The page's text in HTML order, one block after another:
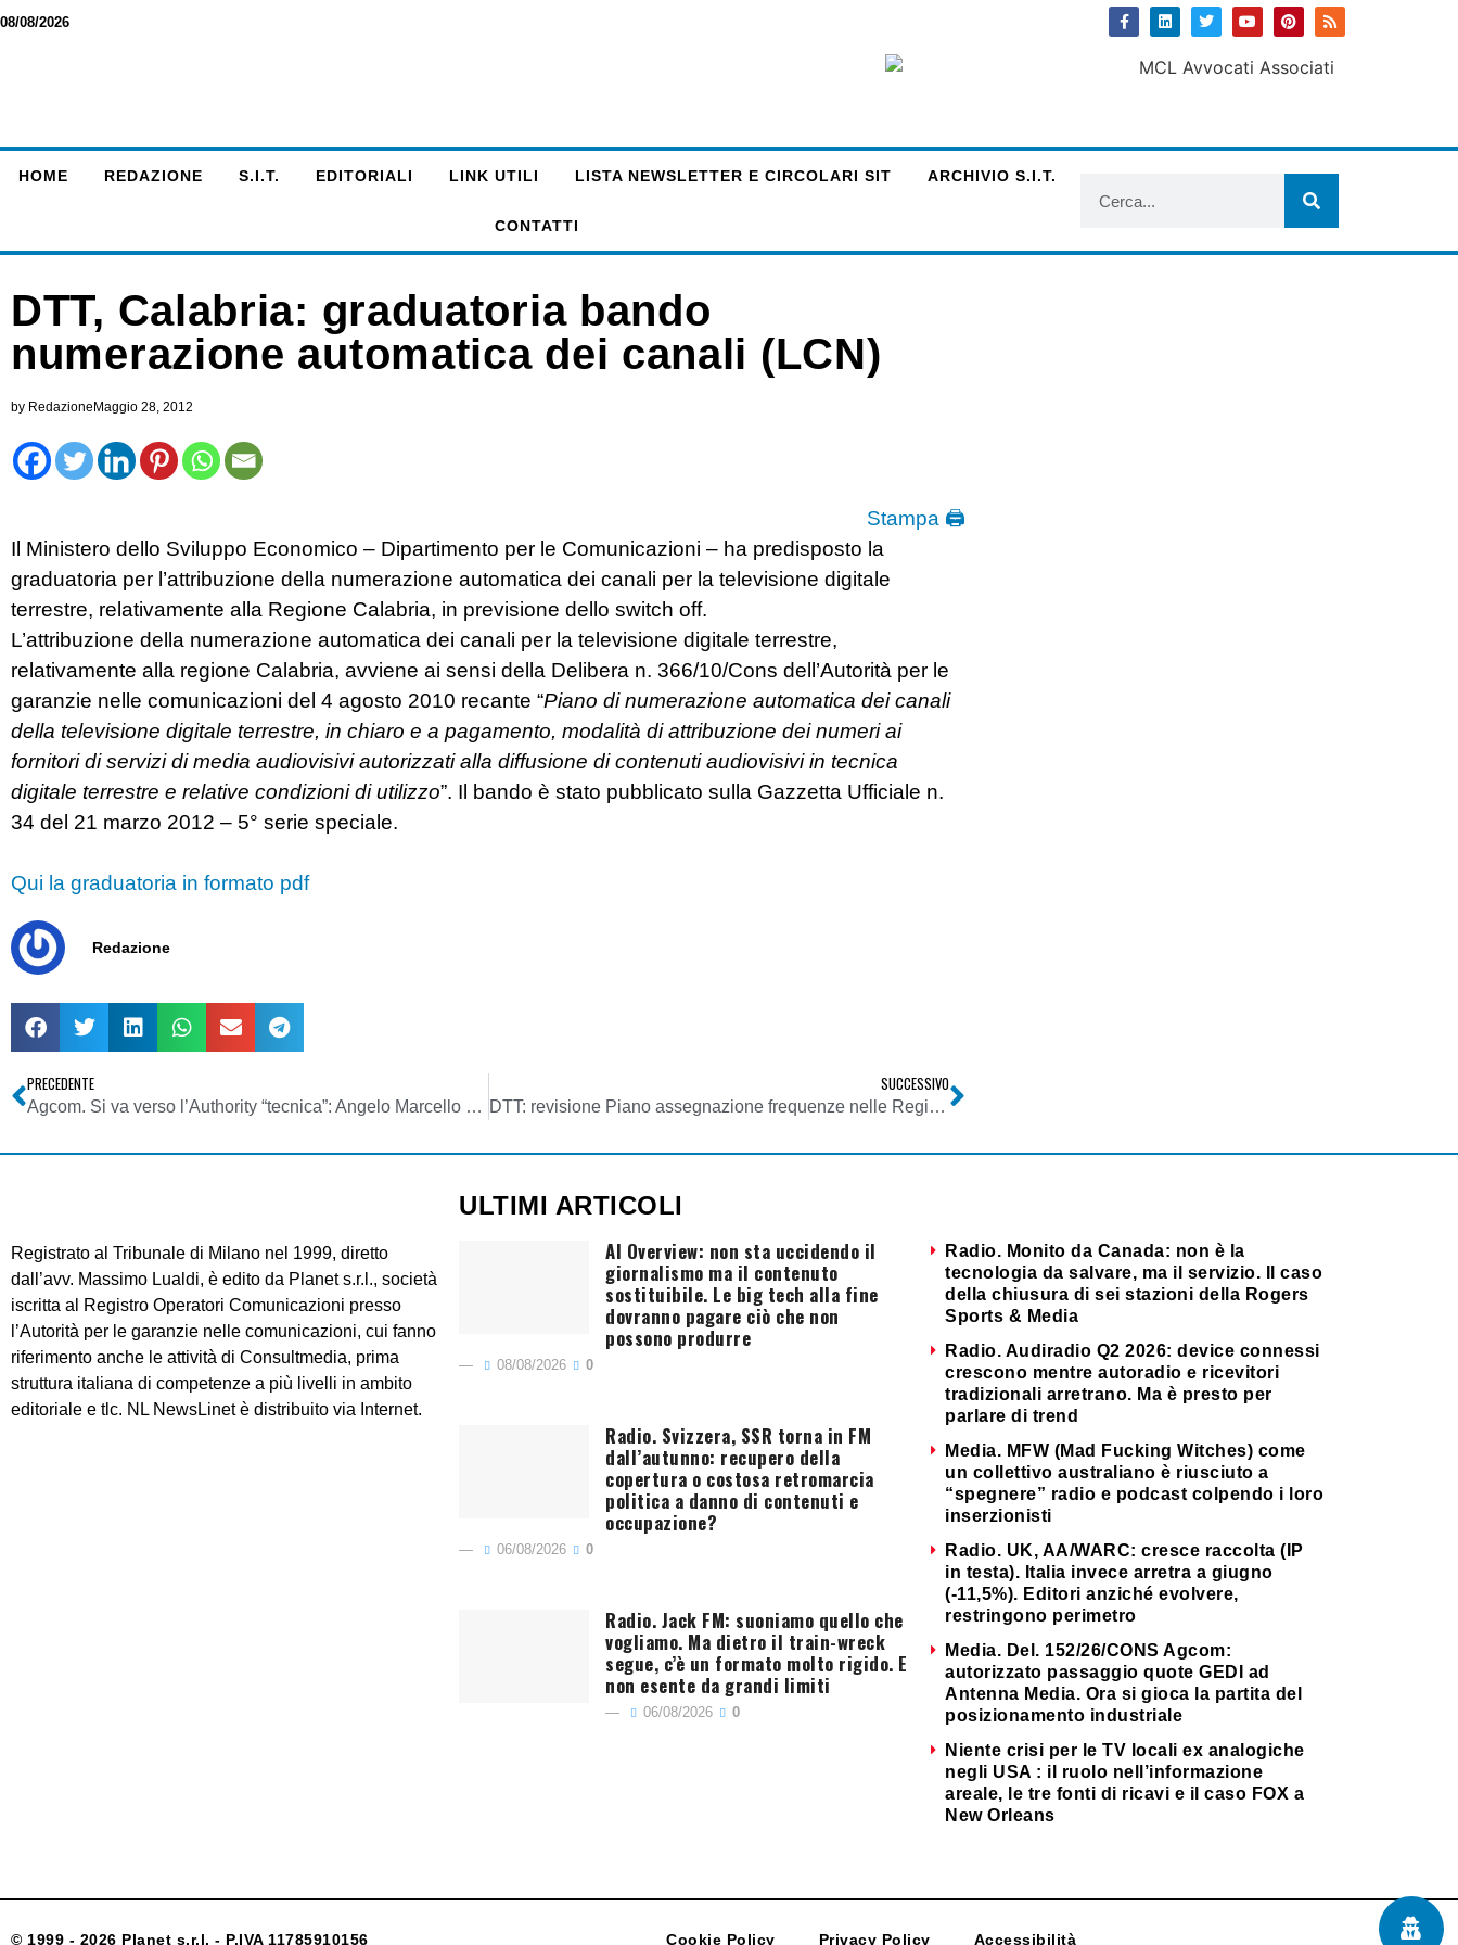
08/08/2026
HOME REDAZIONE S.I.T. EDITORIALI LINK UTILI LISTA NEWSLETTER E CIRCOLARI SIT ARCHIVIO S.I.T.
CONTATTI
DTT, Calabria: graduatoria bando
numerazione automatica dei canali (LCN)
by Redazione Maggio 28, 2012
Stampa 🖨
Il Ministero dello Sviluppo Economico – Dipartimento per le Comunicazioni – ha predisposto la
graduatoria per l’attribuzione della numerazione automatica dei canali per la televisione digitale
terrestre, relativamente alla Regione Calabria, in previsione dello switch off.
L’attribuzione della numerazione automatica dei canali per la televisione digitale terrestre,
relativamente alla regione Calabria, avviene ai sensi della Delibera n. 366/10/Cons dell’Autorità per le
garanzie nelle comunicazioni del 4 agosto 2010 recante “Piano di numerazione automatica dei canali
della televisione digitale terrestre, in chiaro e a pagamento, modalità di attribuzione dei numeri ai
fornitori di servizi di media audiovisivi autorizzati alla diffusione di contenuti audiovisivi in tecnica
digitale terrestre e relative condizioni di utilizzo”. Il bando è stato pubblicato sulla Gazzetta Ufficiale n.
34 del 21 marzo 2012 – 5° serie speciale.
Qui la graduatoria in formato pdf
Redazione
PRECEDENTE
Agcom. Si va verso l’Authority “tecnica”: Angelo Marcello Cardani, bocconiano e montiano, in pole position
SUCCESSIVO
DTT: revisione Piano assegnazione frequenze nelle Regioni digitalizzate prima del 2011
Registrato al Tribunale di Milano nel 1999, diretto
dall’avv. Massimo Lualdi, è edito da Planet s.r.l., società
iscritta al Registro Operatori Comunicazioni presso
l’Autorità per le garanzie nelle comunicazioni, cui fanno
riferimento anche le attività di Consultmedia, prima
struttura italiana di competenze a più livelli in ambito
editoriale e tlc. NL NewsLinet è distribuito via Internet.
ULTIMI ARTICOLI
AI Overview: non sta uccidendo il
giornalismo ma il contenuto
sostituibile. Le big tech alla fine
dovranno pagare ciò che non
possono produrre
08/08/2026 0
Radio. Svizzera, SSR torna in FM
dall’autunno: recupero della
copertura o costosa retromarcia
politica a danno di contenuti e
occupazione?
06/08/2026 0
Radio. Jack FM: suoniamo quello che
vogliamo. Ma dietro il train-wreck
segue, c’è un formato molto rigido. E
non esente da grandi limiti
06/08/2026 0
Radio. Monito da Canada: non è la
tecnologia da salvare, ma il servizio. Il caso
della chiusura di sei stazioni della Rogers
Sports & Media
Radio. Audiradio Q2 2026: device connessi
crescono mentre autoradio e ricevitori
tradizionali arretrano. Ma è presto per
parlare di trend
Media. MFW (Mad Fucking Witches) come
un collettivo australiano è riusciuto a
“spegnere” radio e podcast colpendo i loro
inserzionisti
Radio. UK, AA/WARC: cresce raccolta (IP
in testa). Italia invece arretra a giugno
(-11,5%). Editori anziché evolvere,
restringono perimetro
Media. Del. 152/26/CONS Agcom:
autorizzato passaggio quote GEDI ad
Antenna Media. Ora si gioca la partita del
posizionamento industriale
Niente crisi per le TV locali ex analogiche
negli USA : il ruolo nell’informazione
areale, le tre fonti di ricavi e il caso FOX a
New Orleans
© 1999 - 2026 Planet s.r.l. - P.IVA 11785910156 Cookie Policy Privacy Policy Accessibilità